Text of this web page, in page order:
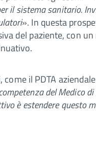
il sistema sanitario.
». In questa
del paziente, con
il PDTA
del Medico
è estendere questo